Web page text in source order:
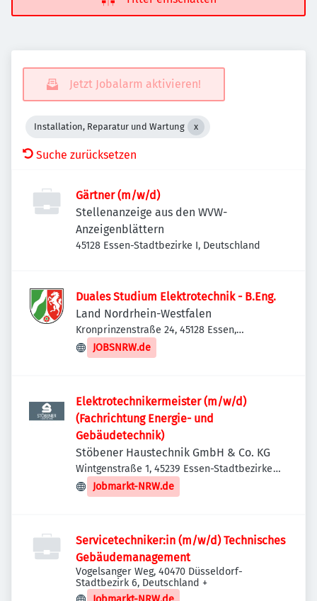
Jetzt Jobalarm aktivieren!
Installation, Reparatur und Wartung
Suche zurücksetzen
Gärtner (m/w/d)
Stellenanzeige aus den WVW-
Anzeigenblättern
45128 Essen-Stadtbezirke I, Deutschland
Duales Studium Elektrotechnik - B.Eng.
Land Nordrhein-Westfalen
Kronprinzenstraße 24, 45128 Essen,
Deutschland
JOBSNRW.de
Elektrotechnikermeister (m/w/d)
(Fachrichtung Energie- und
Gebäudetechnik)
Stöbener Haustechnik GmbH & Co. KG
Wintgenstraße 1, 45239 Essen-Stadtbezirke
IX, Deutschland
Jobmarkt-NRW.de
Servicetechniker:in (m/w/d) Technisches
Gebäudemanagement
Vogelsanger Weg, 40470 Düsseldorf-
Stadtbezirk 6, Deutschland +